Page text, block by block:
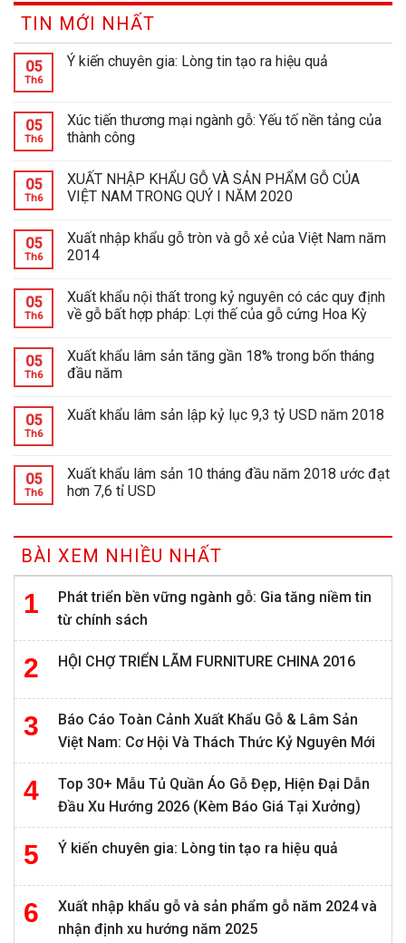
TIN MỚI NHẤT
05
Th6
Ý kiến chuyên gia: Lòng tin tạo ra hiệu quả
05
Th6
Xúc tiến thương mại ngành gỗ: Yếu tố nền tảng của
thành công
05
Th6
XUẤT NHẬP KHẨU GỖ VÀ SẢN PHẨM GỖ CỦA
VIỆT NAM TRONG QUÝ I NĂM 2020
05
Th6
Xuất nhập khẩu gỗ tròn và gỗ xẻ của Việt Nam năm
2014
05
Th6
Xuất khẩu nội thất trong kỷ nguyên có các quy định
về gỗ bất hợp pháp: Lợi thế của gỗ cứng Hoa Kỳ
05
Th6
Xuất khẩu lâm sản tăng gần 18% trong bốn tháng
đầu năm
05
Th6
Xuất khẩu lâm sản lập kỷ lục 9,3 tỷ USD năm 2018
05
Th6
Xuất khẩu lâm sản 10 tháng đầu năm 2018 ước đạt
hơn 7,6 tỉ USD
BÀI XEM NHIỀU NHẤT
Phát triển bền vững ngành gỗ: Gia tăng niềm tin
từ chính sách
HỘI CHỢ TRIỂN LÃM FURNITURE CHINA 2016
Báo Cáo Toàn Cảnh Xuất Khẩu Gỗ & Lâm Sản
Việt Nam: Cơ Hội Và Thách Thức Kỷ Nguyên Mới
Top 30+ Mẫu Tủ Quần Áo Gỗ Đẹp, Hiện Đại Dẫn
Đầu Xu Hướng 2026 (Kèm Báo Giá Tại Xưởng)
Ý kiến chuyên gia: Lòng tin tạo ra hiệu quả
Xuất nhập khẩu gỗ và sản phẩm gỗ năm 2024 và
nhận định xu hướng năm 2025